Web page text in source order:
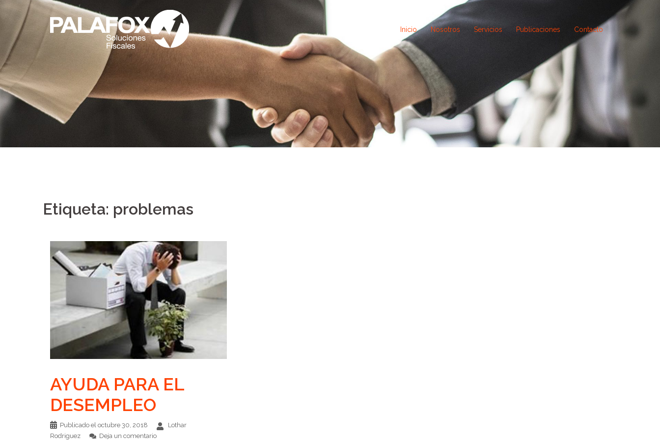
al
contenido
Inicio Nosotros Servicios Publicaciones Contacto
Etiqueta: problemas
AYUDA PARA EL
DESEMPLEO
Publicado el octubre 30, 2018
Lothar
Rodriguez
Deja un comentario